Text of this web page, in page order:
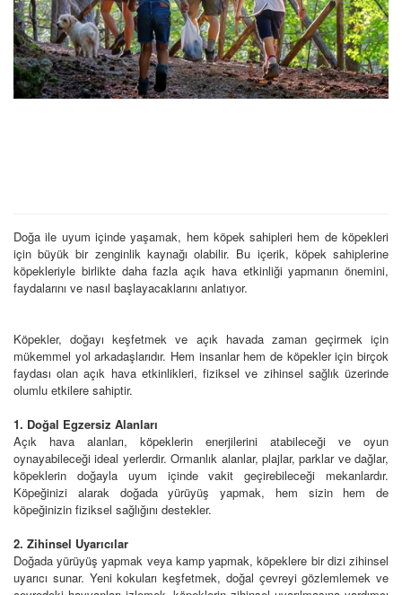
Doğa ile uyum içinde yaşamak, hem köpek sahipleri hem de köpekleri
için büyük bir zenginlik kaynağı olabilir. Bu içerik, köpek sahiplerine
köpekleriyle birlikte daha fazla açık hava etkinliği yapmanın önemini,
faydalarını ve nasıl başlayacaklarını anlatıyor.
Köpekler, doğayı keşfetmek ve açık havada zaman geçirmek için
mükemmel yol arkadaşlarıdır. Hem insanlar hem de köpekler için birçok
faydası olan açık hava etkinlikleri, fiziksel ve zihinsel sağlık üzerinde
olumlu etkilere sahiptir.
1. Doğal Egzersiz Alanları
Açık hava alanları, köpeklerin enerjilerini atabileceği ve oyun
oynayabileceği ideal yerlerdir. Ormanlık alanlar, plajlar, parklar ve dağlar,
köpeklerin doğayla uyum içinde vakit geçirebileceği mekanlardır.
Köpeğinizi alarak doğada yürüyüş yapmak, hem sizin hem de
köpeğinizin fiziksel sağlığını destekler.
2. Zihinsel Uyarıcılar
Doğada yürüyüş yapmak veya kamp yapmak, köpeklere bir dizi zihinsel
uyarıcı sunar. Yeni kokuları keşfetmek, doğal çevreyi gözlemlemek ve